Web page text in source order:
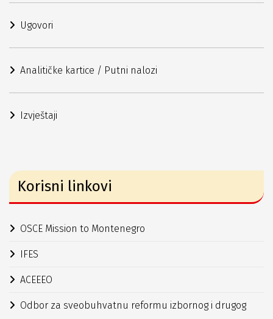
Ugovori
Analitičke kartice / Putni nalozi
Izvještaji
Korisni linkovi
OSCE Mission to Montenegro
IFES
ACEEEO
Odbor za sveobuhvatnu reformu izbornog i drugog